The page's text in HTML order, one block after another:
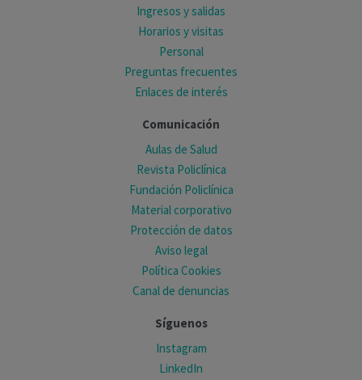
Ingresos y salidas
Horarios y visitas
Personal
Preguntas frecuentes
Enlaces de interés
Comunicación
Aulas de Salud
Revista Policlínica
Fundación Policlínica
Material corporativo
Protección de datos
Aviso legal
Política Cookies
Canal de denuncias
Síguenos
Instagram
LinkedIn